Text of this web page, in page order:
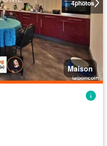
4photos
Maison